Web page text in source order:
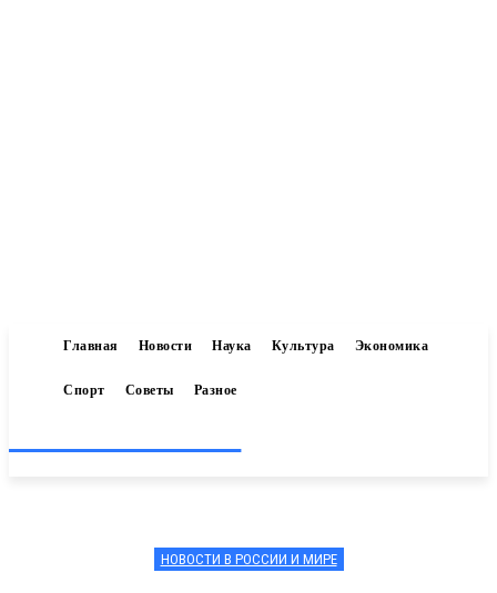
Главная Новости Наука Культура Экономика
Спорт Советы Разное
НОВОСТИ В РОССИИ И МИРЕ